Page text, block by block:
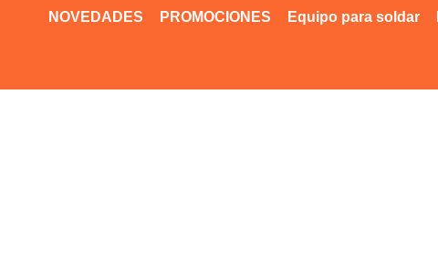
NOVEDADES PROMOCIONES Equipo para soldar